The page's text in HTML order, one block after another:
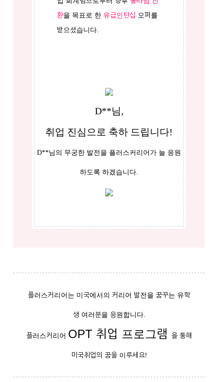
환을 목표로 한 유급인턴십 오퍼를
받으셨습니다.
D**님,
취업 진심으로 축하 드립니다!
D**님의 무궁한 발전을 플러스커리어가 늘 응원
하도록 하겠습니다.
플러스커리어는 미국에서의 커리어 발전을 꿈꾸는 유학
생 여러분을 응원합니다.
플러스커리어 OPT 취업 프로그램 을 통해
미국취업의 꿈을 이루세요!